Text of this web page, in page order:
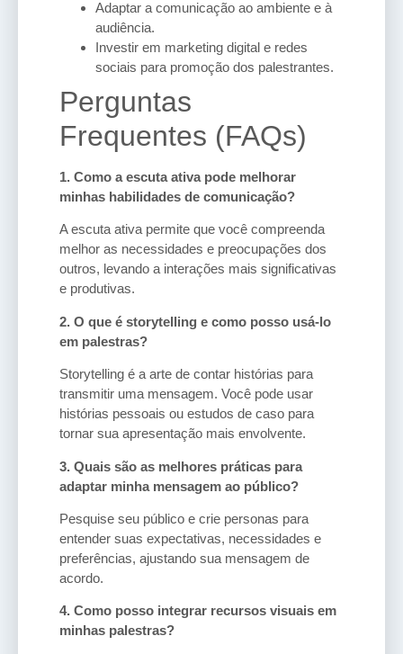
Adaptar a comunicação ao ambiente e à
audiência.
Investir em marketing digital e redes
sociais para promoção dos palestrantes.
Perguntas
Frequentes (FAQs)
1. Como a escuta ativa pode melhorar
minhas habilidades de comunicação?
A escuta ativa permite que você compreenda
melhor as necessidades e preocupações dos
outros, levando a interações mais significativas
e produtivas.
2. O que é storytelling e como posso usá-lo
em palestras?
Storytelling é a arte de contar histórias para
transmitir uma mensagem. Você pode usar
histórias pessoais ou estudos de caso para
tornar sua apresentação mais envolvente.
3. Quais são as melhores práticas para
adaptar minha mensagem ao público?
Pesquise seu público e crie personas para
entender suas expectativas, necessidades e
preferências, ajustando sua mensagem de
acordo.
4. Como posso integrar recursos visuais em
minhas palestras?